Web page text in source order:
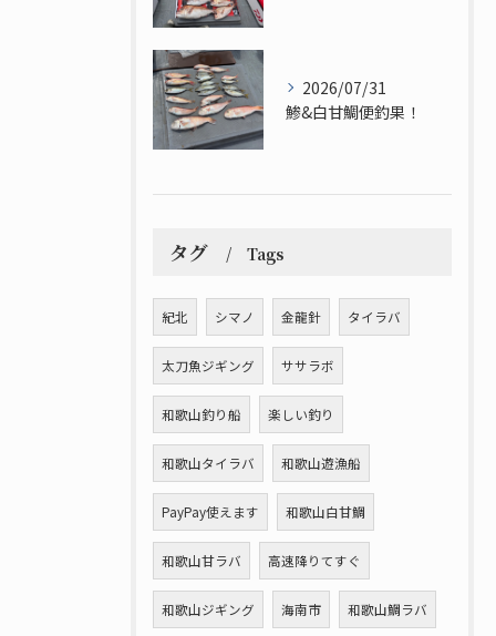
2026/07/31
鯵&白甘鯛便釣果！
タグ Tags
紀北 シマノ 金龍針 タイラバ
太刀魚ジギング ササラボ
和歌山釣り船 楽しい釣り
和歌山タイラバ 和歌山遊漁船
PayPay使えます 和歌山白甘鯛
和歌山甘ラバ 高速降りてすぐ
和歌山ジギング 海南市 和歌山鯛ラバ